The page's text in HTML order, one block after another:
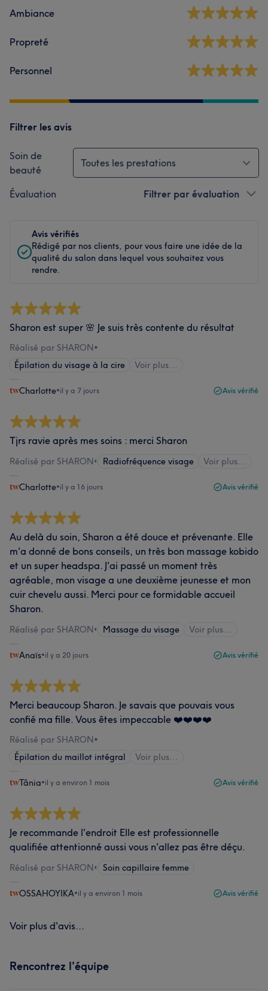
Ambiance
Propreté
Personnel
Filtrer les avis
Soin de
beauté
Toutes les prestations
Évaluation Filtrer par évaluation
Avis vérifiés
Rédigé par nos clients, pour vous faire une idée de la
qualité du salon dans lequel vous souhaitez vous
rendre.
Sharon est super 🌸 Je suis très contente du résultat
Réalisé par SHARON•
Épilation du visage à la cire
Voir plus...
Charlotte•il y a 7 jours Avis vérifié
Tjrs ravie après mes soins : merci Sharon
Réalisé par SHARON• Radiofréquence visage Voir plus...
Charlotte•il y a 16 jours Avis vérifié
Au delà du soin, Sharon a été douce et prévenante. Elle
m'a donné de bons conseils, un très bon massage kobido
et un super headspa. J'ai passé un moment très
agréable, mon visage a une deuxième jeunesse et mon
cuir chevelu aussi. Merci pour ce formidable accueil
Sharon.
Réalisé par SHARON• Massage du visage Voir plus...
Anaïs•il y a 20 jours Avis vérifié
Merci beaucoup Sharon. Je savais que pouvais vous
confié ma fille. Vous êtes impeccable ❤️❤️❤️❤️
Réalisé par SHARON•
Épilation du maillot intégral
Voir plus...
Tânia•il y a environ 1 mois Avis vérifié
Je recommande l'endroit Elle est professionnelle
qualifiée attentionné aussi vous n'allez pas être déçu.
Réalisé par SHARON• Soin capillaire femme
OSSAHOYIKA•il y a environ 1 mois Avis vérifié
Voir plus d'avis...
Rencontrez l'équipe